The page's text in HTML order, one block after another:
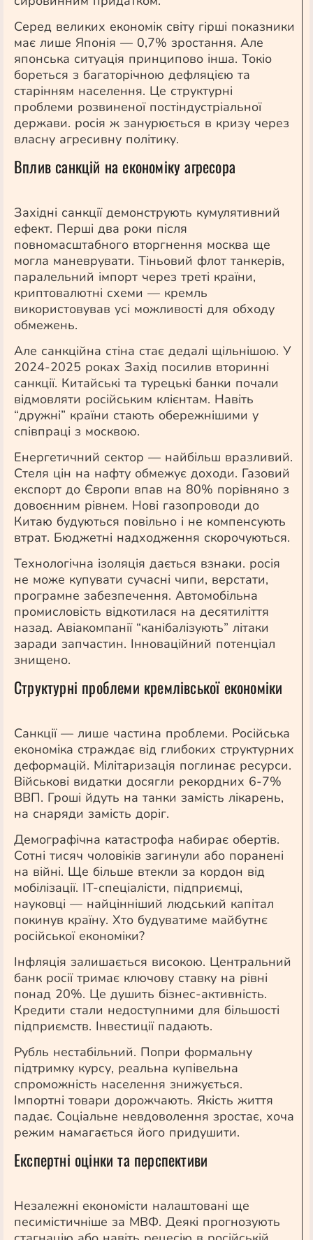
Серед великих економік світу гірші показники
має лише Японія — 0,7% зростання. Але
японська ситуація принципово інша. Токіо
бореться з багаторічною дефляцією та
старінням населення. Це структурні
проблеми розвиненої постіндустріальної
держави. росія ж занурюється в кризу через
власну агресивну політику.
Вплив санкцій на економіку агресора
Західні санкції демонструють кумулятивний
ефект. Перші два роки після
повномасштабного вторгнення москва ще
могла маневрувати. Тіньовий флот танкерів,
паралельний імпорт через треті країни,
криптовалютні схеми — кремль
використовував усі можливості для обходу
обмежень.
Але санкційна стіна стає дедалі щільнішою. У
2024-2025 роках Захід посилив вторинні
санкції. Китайські та турецькі банки почали
відмовляти російським клієнтам. Навіть
“дружні” країни стають обережнішими у
співпраці з москвою.
Енергетичний сектор — найбільш вразливий.
Стеля цін на нафту обмежує доходи. Газовий
експорт до Європи впав на 80% порівняно з
довоєнним рівнем. Нові газопроводи до
Китаю будуються повільно і не компенсують
втрат. Бюджетні надходження скорочуються.
Технологічна ізоляція дається взнаки. росія
не може купувати сучасні чипи, верстати,
програмне забезпечення. Автомобільна
промисловість відкотилася на десятиліття
назад. Авіакомпанії “канібалізують” літаки
заради запчастин. Інноваційний потенціал
знищено.
Структурні проблеми кремлівської економіки
Санкції — лише частина проблеми. Російська
економіка страждає від глибоких структурних
деформацій. Мілітаризація поглинає ресурси.
Військові видатки досягли рекордних 6-7%
ВВП. Гроші йдуть на танки замість лікарень,
на снаряди замість доріг.
Демографічна катастрофа набирає обертів.
Сотні тисяч чоловіків загинули або поранені
на війні. Ще більше втекли за кордон від
мобілізації. IT-спеціалісти, підприємці,
науковці — найцінніший людський капітал
покинув країну. Хто будуватиме майбутнє
російської економіки?
Інфляція залишається високою. Центральний
банк росії тримає ключову ставку на рівні
понад 20%. Це душить бізнес-активність.
Кредити стали недоступними для більшості
підприємств. Інвестиції падають.
Рубль нестабільний. Попри формальну
підтримку курсу, реальна купівельна
спроможність населення знижується.
Імпортні товари дорожчають. Якість життя
падає. Соціальне невдоволення зростає, хоча
режим намагається його придушити.
Експертні оцінки та перспективи
Незалежні економісти налаштовані ще
песимістичніше за МВФ. Деякі прогнозують